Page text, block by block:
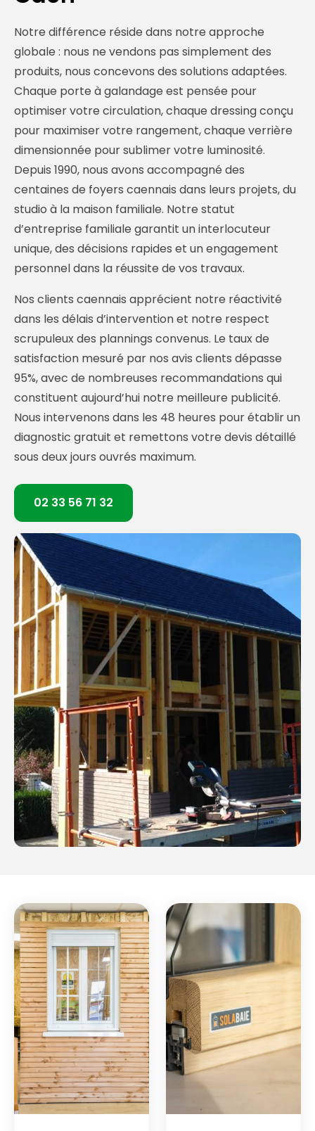
Notre différence réside dans notre approche
globale : nous ne vendons pas simplement des
produits, nous concevons des solutions adaptées.
Chaque porte à galandage est pensée pour
optimiser votre circulation, chaque dressing conçu
pour maximiser votre rangement, chaque verrière
dimensionnée pour sublimer votre luminosité.
Depuis 1990, nous avons accompagné des
centaines de foyers caennais dans leurs projets, du
studio à la maison familiale. Notre statut
d’entreprise familiale garantit un interlocuteur
unique, des décisions rapides et un engagement
personnel dans la réussite de vos travaux.
Nos clients caennais apprécient notre réactivité
dans les délais d’intervention et notre respect
scrupuleux des plannings convenus. Le taux de
satisfaction mesuré par nos avis clients dépasse
95%, avec de nombreuses recommandations qui
constituent aujourd’hui notre meilleure publicité.
Nous intervenons dans les 48 heures pour établir un
diagnostic gratuit et remettons votre devis détaillé
sous deux jours ouvrés maximum.
02 33 56 71 32